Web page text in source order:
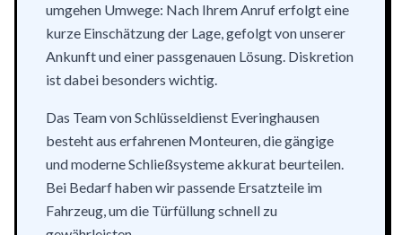
umgehen Umwege: Nach Ihrem Anruf erfolgt eine
kurze Einschätzung der Lage, gefolgt von unserer
Ankunft und einer passgenauen Lösung. Diskretion
ist dabei besonders wichtig.
Das Team von Schlüsseldienst Everinghausen
besteht aus erfahrenen Monteuren, die gängige
und moderne Schließsysteme akkurat beurteilen.
Bei Bedarf haben wir passende Ersatzteile im
Fahrzeug, um die Türfüllung schnell zu